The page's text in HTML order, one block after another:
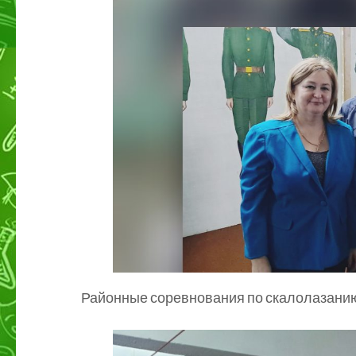
Районные соревнования по